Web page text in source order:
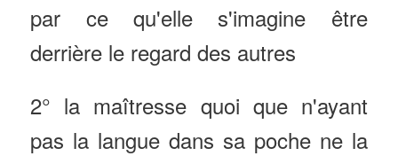
par ce qu'elle s'imagine être
derrière le regard des autres
2° la maîtresse quoi que n'ayant
pas la langue dans sa poche ne la